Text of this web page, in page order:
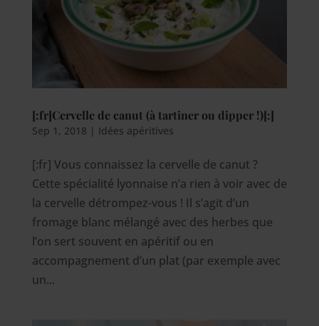
[:fr]Cervelle de canut (à tartiner ou dipper !)[:]
Sep 1, 2018 | Idées apéritives
[:fr] Vous connaissez la cervelle de canut ?
Cette spécialité lyonnaise n’a rien à voir avec de
la cervelle détrompez-vous ! Il s’agit d’un
fromage blanc mélangé avec des herbes que
l’on sert souvent en apéritif ou en
accompagnement d’un plat (par exemple avec
un...